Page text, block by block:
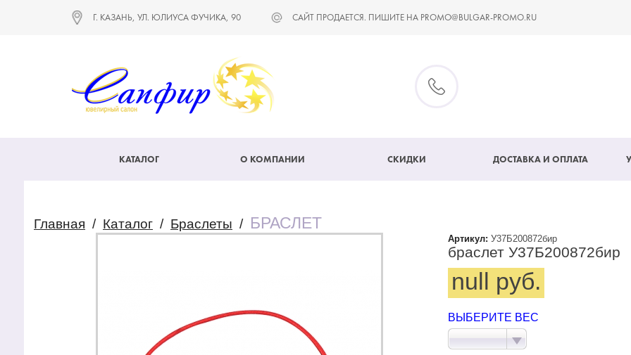
Г. КАЗАНЬ, УЛ. ЮЛИУСА ФУЧИКА, 90 САЙТ ПРОДАЕТСЯ. ПИШИТЕ НА PROMO@BULGAR-PROMO.RU
КАТАЛОГ О КОМПАНИИ СКИДКИ ДОСТАВКА И ОПЛАТА
Главная / Каталог / Браслеты / БРАСЛЕТ
Артикул: У37Б200872бир
браслет У37Б200872бир
null руб.
ВЫБЕРИТЕ ВЕС